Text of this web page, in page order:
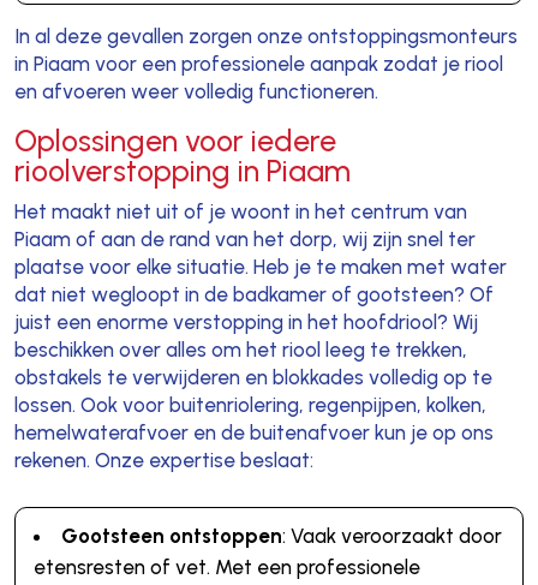
In al deze gevallen zorgen onze ontstoppingsmonteurs
in Piaam voor een professionele aanpak zodat je riool
en afvoeren weer volledig functioneren.
Oplossingen voor iedere
rioolverstopping in Piaam
Het maakt niet uit of je woont in het centrum van
Piaam of aan de rand van het dorp, wij zijn snel ter
plaatse voor elke situatie. Heb je te maken met water
dat niet wegloopt in de badkamer of gootsteen? Of
juist een enorme verstopping in het hoofdriool? Wij
beschikken over alles om het riool leeg te trekken,
obstakels te verwijderen en blokkades volledig op te
lossen. Ook voor buitenriolering, regenpijpen, kolken,
hemelwaterafvoer en de buitenafvoer kun je op ons
rekenen. Onze expertise beslaat:
Gootsteen ontstoppen: Vaak veroorzaakt door
etensresten of vet. Met een professionele